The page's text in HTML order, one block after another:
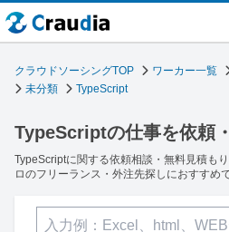
クラウドソーシングTOP ワーカー一覧
未分類
TypeScript
TypeScriptの仕事を依頼
TypeScriptに関する依頼相談・無料見積も
ロのフリーランス・外注先探しにおすすめで